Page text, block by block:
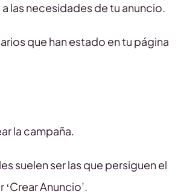
las necesidades de tu anuncio.
que han estado en tu página
la campaña.
suelen ser las que persiguen el
Anuncio’.